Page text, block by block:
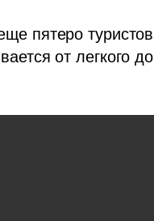
пятеро туристов
от легкого до